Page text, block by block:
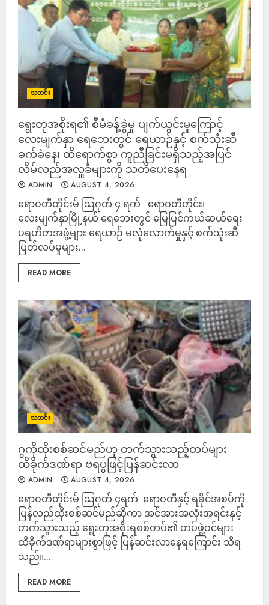
သတင်း
ရွေးတုအစိုးရ၏ စီမံခန့်ခွဲမှု ပျက်ယွင်းမှုကြောင့်
လေးမျက်နှာ ရေဘေးတွင် ရေယာဉ်နှင့် စက်သုံးဆီ
ခက်ခဲနေ၊ ထိရောက်စွာ ကူညီခြင်းမရှိသည့်အပြင်
လိမ်လည်အလှူခံများကို သတိပေးနေရ
ADMIN AUGUST 4, 2026
ဧရာဝတီတိုင်းမ် ဩဂုတ် ၄ ရက် ဧရာဝတီတိုင်း၊
လေးမျက်နှာမြို့နယ် ရေဘေးတွင် မြေပြင်ကယ်ဆယ်ရေး
ပရဟိတအဖွဲ့များ ရေယာဉ် မလုံလောက်မှုနှင့် စက်သုံးဆီ
ပြတ်လပ်မှုများ...
READ MORE
သတင်း
ဂွကိုထိုးစစ်ဆင်မည်ဟု တက်သွားသည့်တပ်များ
ထိခိုက်ဒဏ်ရာ ဗရပွဖြင့်ပြန်ဆင်းလာ
ADMIN AUGUST 4, 2026
‎ဧရာဝတီတိုင်းမ် ‎ဩဂုတ် ၄ရက် ‎ ‎ဧရာဝတီနှင့် ရခိုင်အစပ်ကို
ပြန်လည်ထိုးစစ်ဆင်မည်ဆိုကာ အင်အားအလုံးအရင်းနှင့်
တက်သွားသည့် ရွေးတုအစိုးရစစ်တပ်၏ တပ်ဖွဲ့ဝင်များ
ထိခိုက်ဒဏ်ရာများစွာဖြင့် ပြန်ဆင်းလာနေရကြောင်း သိရ
သည်။...
READ MORE